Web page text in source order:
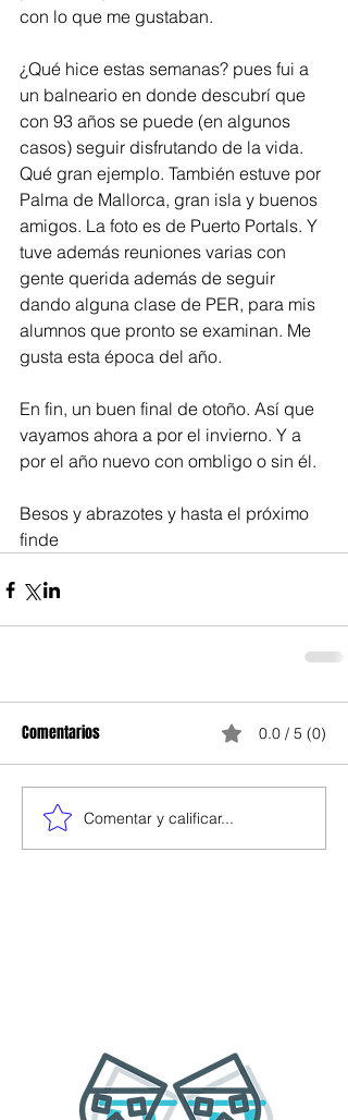
con lo que me gustaban.
¿Qué hice estas semanas? pues fui a
un balneario en donde descubrí que
con 93 años se puede (en algunos
casos) seguir disfrutando de la vida.
Qué gran ejemplo. También estuve por
Palma de Mallorca, gran isla y buenos
amigos. La foto es de Puerto Portals. Y
tuve además reuniones varias con
gente querida además de seguir
dando alguna clase de PER, para mis
alumnos que pronto se examinan. Me
gusta esta época del año.
En fin, un buen final de otoño. Así que
vayamos ahora a por el invierno. Y a
por el año nuevo con ombligo o sin él.
Besos y abrazotes y hasta el próximo
finde
Comentarios 0.0 / 5 (0)
Comentar y calificar...